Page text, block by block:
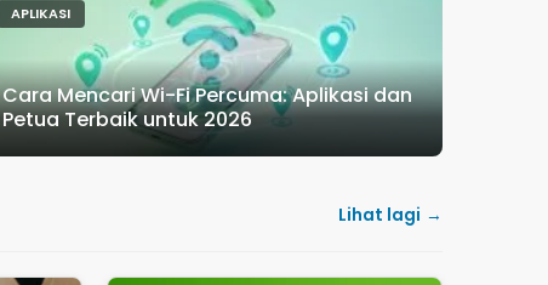
APLIKASI
Cara Mencari Wi-Fi Percuma: Aplikasi dan
Petua Terbaik untuk 2026
Lihat lagi